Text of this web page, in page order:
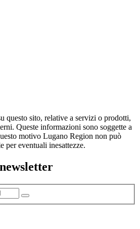
questo sito, relative a servizi o prodotti,
Queste informazioni sono soggette a
motivo Lugano Region non può
per eventuali inesattezze.